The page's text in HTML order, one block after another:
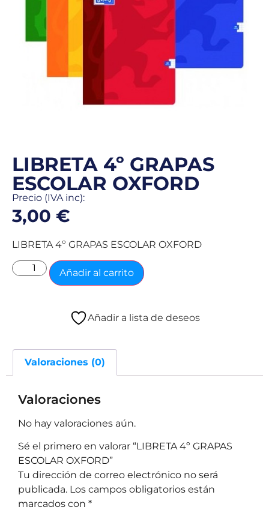
LIBRETA 4º GRAPAS
ESCOLAR OXFORD
Precio (IVA inc):
3,00 €
LIBRETA 4º GRAPAS ESCOLAR OXFORD
Añadir al carrito
Añadir a lista de deseos
Valoraciones (0)
Valoraciones
No hay valoraciones aún.
Sé el primero en valorar “LIBRETA 4º GRAPAS
ESCOLAR OXFORD”
Tu dirección de correo electrónico no será
publicada. Los campos obligatorios están
marcados con *